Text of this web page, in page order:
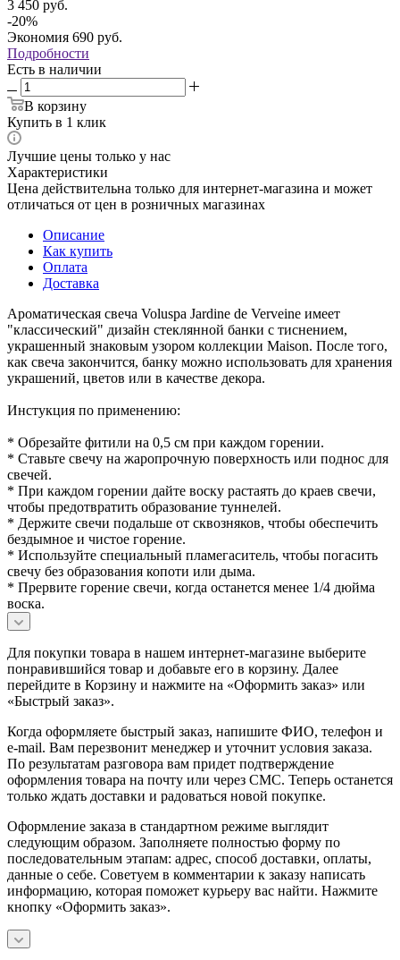
3 450 руб.
-20%
Экономия 690 руб.
Подробности
Есть в наличии
В корзину
Купить в 1 клик
Лучшие цены только у нас
Характеристики
Цена действительна только для интернет-магазина и может
отличаться от цен в розничных магазинах
Описание
Как купить
Оплата
Доставка
Ароматическая свеча Voluspa Jardine de Verveine имеет
"классический" дизайн стеклянной банки с тиснением,
украшенный знаковым узором коллекции Maison. После того,
как свеча закончится, банку можно использовать для хранения
украшений, цветов или в качестве декора.
Инстукция по применению:
* Обрезайте фитили на 0,5 см при каждом горении.
* Ставьте свечу на жаропрочную поверхность или поднос для
свечей.
* При каждом горении дайте воску растаять до краев свечи,
чтобы предотвратить образование туннелей.
* Держите свечи подальше от сквозняков, чтобы обеспечить
бездымное и чистое горение.
* Используйте специальный пламегаситель, чтобы погасить
свечу без образования копоти или дыма.
* Прервите горение свечи, когда останется менее 1/4 дюйма
воска.
Для покупки товара в нашем интернет-магазине выберите
понравившийся товар и добавьте его в корзину. Далее
перейдите в Корзину и нажмите на «Оформить заказ» или
«Быстрый заказ».
Когда оформляете быстрый заказ, напишите ФИО, телефон и
e-mail. Вам перезвонит менеджер и уточнит условия заказа.
По результатам разговора вам придет подтверждение
оформления товара на почту или через СМС. Теперь останется
только ждать доставки и радоваться новой покупке.
Оформление заказа в стандартном режиме выглядит
следующим образом. Заполняете полностью форму по
последовательным этапам: адрес, способ доставки, оплаты,
данные о себе. Советуем в комментарии к заказу написать
информацию, которая поможет курьеру вас найти. Нажмите
кнопку «Оформить заказ».